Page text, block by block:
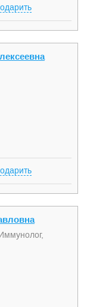
лечение